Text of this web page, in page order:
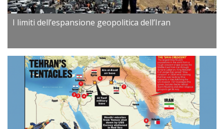
I limiti dell’espansione geopolitica dell’Iran